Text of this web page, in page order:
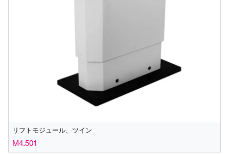
リフトモジュール、ツイン
M4.501